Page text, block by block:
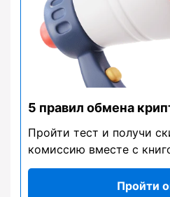
5 правил обмена
Пройти тест и получи
комиссию вместе с
Пройти